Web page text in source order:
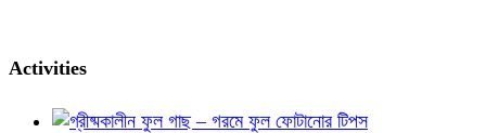
Activities